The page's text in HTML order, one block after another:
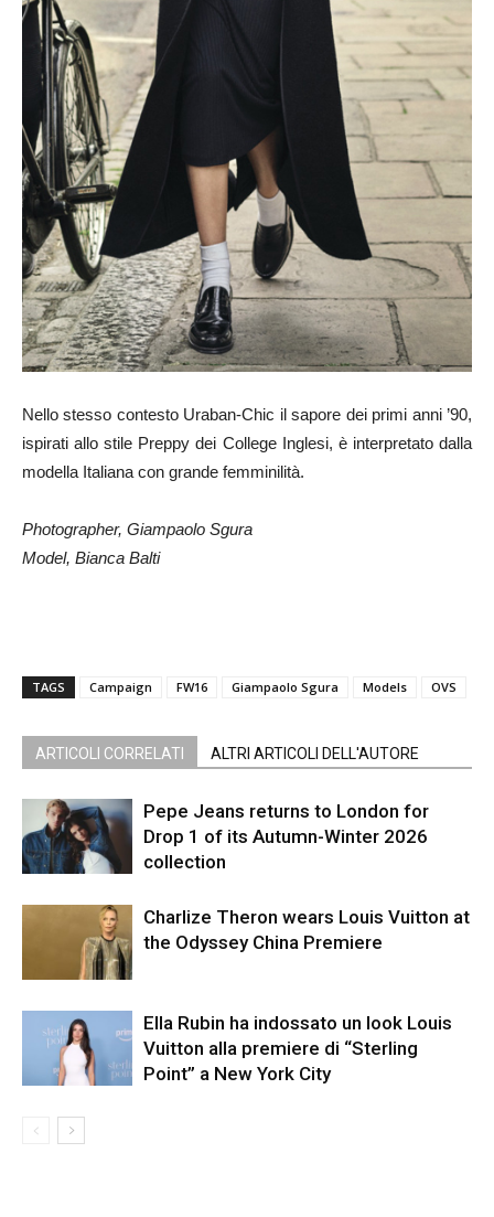
Nello stesso contesto Uraban-Chic il sapore dei primi anni ’90,
ispirati allo stile Preppy dei College Inglesi, è interpretato dalla
modella Italiana con grande femminilità.
Photographer, Giampaolo Sgura
Model, Bianca Balti
TAGS Campaign FW16 Giampaolo Sgura Models OVS
ARTICOLI CORRELATI ALTRI ARTICOLI DELL'AUTORE
Pepe Jeans returns to London for
Drop 1 of its Autumn-Winter 2026
collection
Charlize Theron wears Louis Vuitton at
the Odyssey China Premiere
Ella Rubin ha indossato un look Louis
Vuitton alla premiere di “Sterling
Point” a New York City